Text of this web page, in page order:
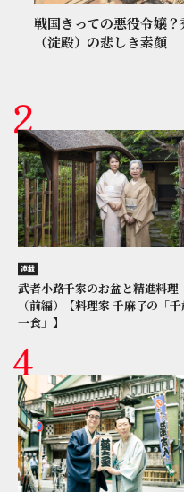
戦国きっての悪役令嬢
（淀殿）の悲しき素顔
連載
武者小路千家のお盆と精進料理
（前編）【料理家 千麻子の「
一食」】